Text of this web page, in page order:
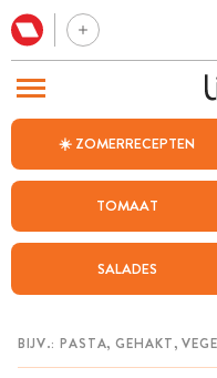
☀️ ZOMERRECEPTEN
TOMAAT
SALADES
BEZOEK ONZE ANDERE WEBSITES
WEEKMENU
CHAT MET MAIA
MIJN BEWAARDE RECEPTEN